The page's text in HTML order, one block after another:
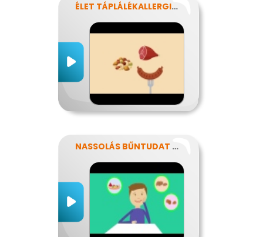
ÉLET TÁPLÁLÉKALLERGIÁVAL
NASSOLÁS BŰNTUDAT NÉLKÜL